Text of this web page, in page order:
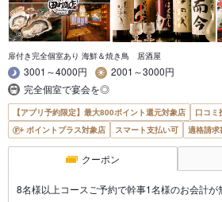
扉付き完全個室あり 海鮮＆焼き鳥 居酒屋
3001～4000円
2001～3000円
完全個室で宴会を◎
【アプリ予約限定】最大800ポイント還元対象店 口コミ
ポイントプラス対象店
スマート支払い可 適格請求
クーポン
8名様以上コースご予約で幹事1名様のお会計が